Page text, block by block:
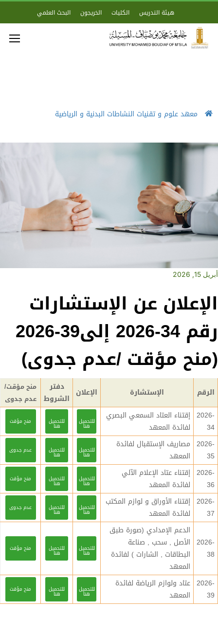
هيئة التدريس الكليات الخريجون البحث العلمي
معهد علوم و تقنيات النشاطات البدنية و الرياضية
أبريل 15, 2026
الإعلان عن الإستشارات
رقم 34-2026 إلى39-2026
(منح مؤقت /عدم جدوى)
الرقم الإستشارة الإعلان
دفتر
الشروط
منح مؤقت/
عدم جدوى
2026-
34
إقتناء العتاد السمعي البصري
لفائدة المعهد
للتحميل
هنا
للتحميل
هنا
منح مؤقت
2026-
35
مصاريف الإستقبال لفائدة
المعهد
للتحميل
هنا
للتحميل
هنا
عدم جدوى
2026-
36
إقتناء عتاد الإعلام الآلي
لفائدة المعهد
للتحميل
هنا
للتحميل
هنا
منح مؤقت
2026-
37
إقتناء الأوراق و لوازم المكتب
لفائدة المعهد
للتحميل
هنا
للتحميل
هنا
عدم جدوى
2026-
38
الدعم الإمدادي (صورة طبق
الأصل , سحب , صناعة
البطاقات , الشارات ) لفائدة
المعهد
للتحميل
هنا
للتحميل
هنا
منح مؤقت
2026-
39
عتاد ولوازم الرياضة لفائدة
المعهد
للتحميل
هنا
للتحميل
هنا
منح مؤقت